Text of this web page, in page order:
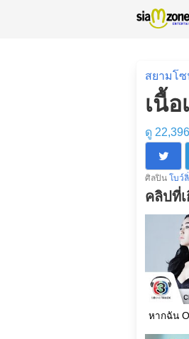
สยามโ
เนื้
ดู
ศิลปิน โบว์
คลิปที่